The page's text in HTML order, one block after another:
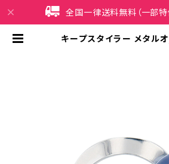
全国一律送料無料（一部特
キープスタイラー メタル